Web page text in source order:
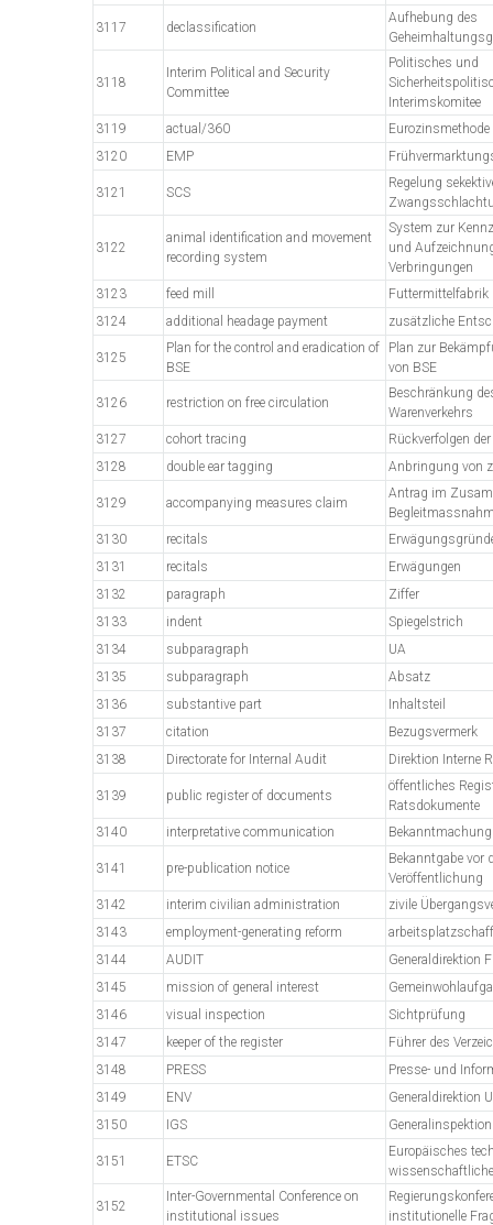
3117 declassification
Aufhebung des
3118
Interim Political and Security
Committee
Politisches und
Interimskomitee
3119
actual/360
3120
EMP
3121 SCS
Regelung
3122
animal identification and movement
recording system
System zur
und
Verbringungen
3123
feed mill
Futtermittelfabrik
3124
additional headage payment zusätzliche
3125
Plan for the control and eradication of
BSE
Plan zur
von BSE
3126 restriction on free circulation
Beschränkung
Warenverkehrs
3127
cohort tracing
Rückverfolgen
3128
double ear tagging Anbringung von
3129 accompanying measures claim
Antrag im
3130
recitals
3131
recitals
Erwägungen
3132
paragraph
Ziffer
3133
indent
Spiegelstrich
3134
subparagraph
UA
3135
subparagraph
Absatz
3136
substantive part
Inhaltsteil
3137
citation
Bezugsvermerk
3138
Directorate for Internal Audit Direktion Interne
3139 public register of documents
öffentliches
Ratsdokumente
3140
interpretative communication Bekanntmachung
3141 pre-publication notice
Bekanntgabe vor
Veröffentlichung
3142
interim civilian administration
zivile
3143
employment-generating reform
3144
AUDIT
Generaldirektion
3145
mission of general interest
3146
visual inspection
Sichtprüfung
3147
keeper of the register
Führer des
3148
PRESS
Presse- und
3149
ENV
Generaldirektion
3150
IGS
3151 ETSC
Europäisches
3152
Inter-Governmental Conference on
institutional issues
institutionelle